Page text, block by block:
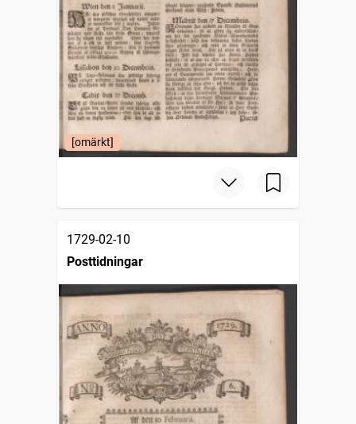
[omärkt]
1729-02-10
Posttidningar